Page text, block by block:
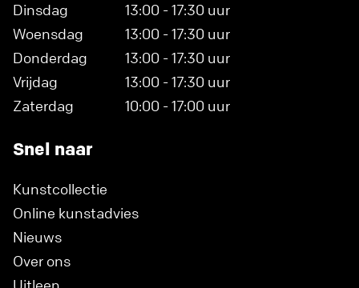
Dinsdag
13:00 - 17:30 uur
Woensdag
13:00 - 17:30 uur
Donderdag
13:00 - 17:30 uur
Vrijdag
13:00 - 17:30 uur
Zaterdag
10:00 - 17:00 uur
Snel naar
Kunstcollectie
Online kunstadvies
Nieuws
Over ons